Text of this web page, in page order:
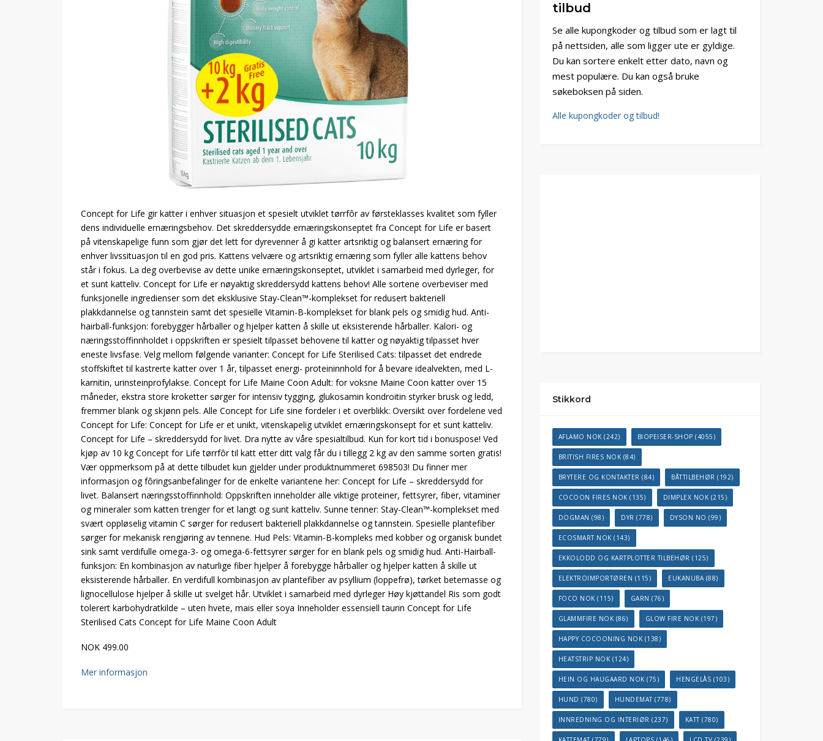
Concept for Life gir katter i enhver situasjon et spesielt utviklet tørrfôr av førsteklasses kvalitet som fyller
dens individuelle ernæringsbehov. Det skreddersydde ernæringskonseptet fra Concept for Life er basert
på vitenskapelige funn som gjør det lett for dyrevenner å gi katter artsriktig og balansert ernæring for
enhver livssituasjon til en god pris. Kattens velvære og artsriktig ernæring som fyller alle kattens behov
står i fokus. La deg overbevise av dette unike ernæringskonseptet, utviklet i samarbeid med dyrleger, for
et sunt katteliv. Concept for Life er nøyaktig skreddersydd kattens behov! Alle sortene overbeviser med
funksjonelle ingredienser som det eksklusive Stay-Clean™-komplekset for redusert bakteriell
plakkdannelse og tannstein samt det spesielle Vitamin-B-komplekset for blank pels og smidig hud. Anti-
hairball-funksjon: forebygger hårballer og hjelper katten å skille ut eksisterende hårballer. Kalori- og
næringsstoffinnholdet i oppskriften er spesielt tilpasset behovene til katter og nøyaktig tilpasset hver
eneste livsfase. Velg mellom følgende varianter: Concept for Life Sterilised Cats: tilpasset det endrede
stoffskiftet til kastrerte katter over 1 år, tilpasset energi- proteininnhold for å bevare idealvekten, med L-
karnitin, urinsteinprofylakse. Concept for Life Maine Coon Adult: for voksne Maine Coon katter over 15
måneder, ekstra store kroketter sørger for intensiv tygging, glukosamin kondroitin styrker brusk og ledd,
fremmer blank og skjønn pels. Alle Concept for Life sine fordeler i et overblikk: Oversikt over fordelene ved
Concept for Life: Concept for Life er et unikt, vitenskapelig utviklet ernæringskonsept for et sunt katteliv.
Concept for Life – skreddersydd for livet. Dra nytte av våre spesialtilbud. Kun for kort tid i bonuspose! Ved
kjøp av 10 kg Concept for Life tørrfôr til katt etter ditt valg får du i tillegg 2 kg av den samme sorten gratis!
Vær oppmerksom på at dette tilbudet kun gjelder under produktnummeret 698503! Du finner mer
informasjon og fôringsanbefalinger for de enkelte variantene her: Concept for Life – skreddersydd for
livet. Balansert næringsstoffinnhold: Oppskriften inneholder alle viktige proteiner, fettsyrer, fiber, vitaminer
og mineraler som katten trenger for et langt og sunt katteliv. Sunne tenner: Stay-Clean™-komplekset med
svært oppløselig vitamin C sørger for redusert bakteriell plakkdannelse og tannstein. Spesielle plantefiber
sørger for mekanisk rengjøring av tennene. Hud Pels: Vitamin-B-kompleks med kobber og organisk bundet
sink samt verdifulle omega-3- og omega-6-fettsyrer sørger for en blank pels og smidig hud. Anti-Hairball-
funksjon: En kombinasjon av naturlige fiber hjelper å forebygge hårballer og hjelper katten å skille ut
eksisterende hårballer. En verdifull kombinasjon av plantefiber av psyllium (loppefrø), tørket betemasse og
lignocellulose hjelper å skille ut svelget hår. Utviklet i samarbeid med dyrleger Høy kjøttandel Ris som godt
tolerert karbohydratkilde – uten hvete, mais eller soya Inneholder essensiell taurin Concept for Life
Sterilised Cats Concept for Life Maine Coon Adult
NOK 499.00
Mer informasjon
tilbud
Se alle kupongkoder og tilbud som er lagt til
på nettsiden, alle som ligger ute er gyldige.
Du kan sortere enkelt etter dato, navn og
mest populære. Du kan også bruke
søkeboksen på siden.
Alle kupongkoder og tilbud!
Stikkord
AFLAMO NOK (242) BIOPEISER-SHOP (4055)
BRITISH FIRES NOK (84)
BRYTERE OG KONTAKTER (84) BÅTTILBEHØR (192)
COCOON FIRES NOK (135) DIMPLEX NOK (215)
DOGMAN (98) DYR (778) DYSON NO (99)
ECOSMART NOK (143)
EKKOLODD OG KARTPLOTTER TILBEHØR (125)
ELEKTROIMPORTØREN (115) EUKANUBA(88)
FOCO NOK (115) GARN (76)
GLAMMFIRE NOK (86) GLOW FIRE NOK (197)
HAPPY COCOONING NOK (138)
HEATSTRIP NOK (124)
HEIN OG HAUGAARD NOK (75) HENGELÅS (103)
HUND (780) HUNDEMAT(778)
INNREDNING OG INTERIØR (237) KATT(780)